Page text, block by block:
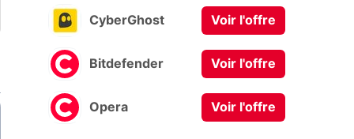
CyberGhost Voir l'offre
Bitdefender Voir l'offre
Opera Voir l'offre